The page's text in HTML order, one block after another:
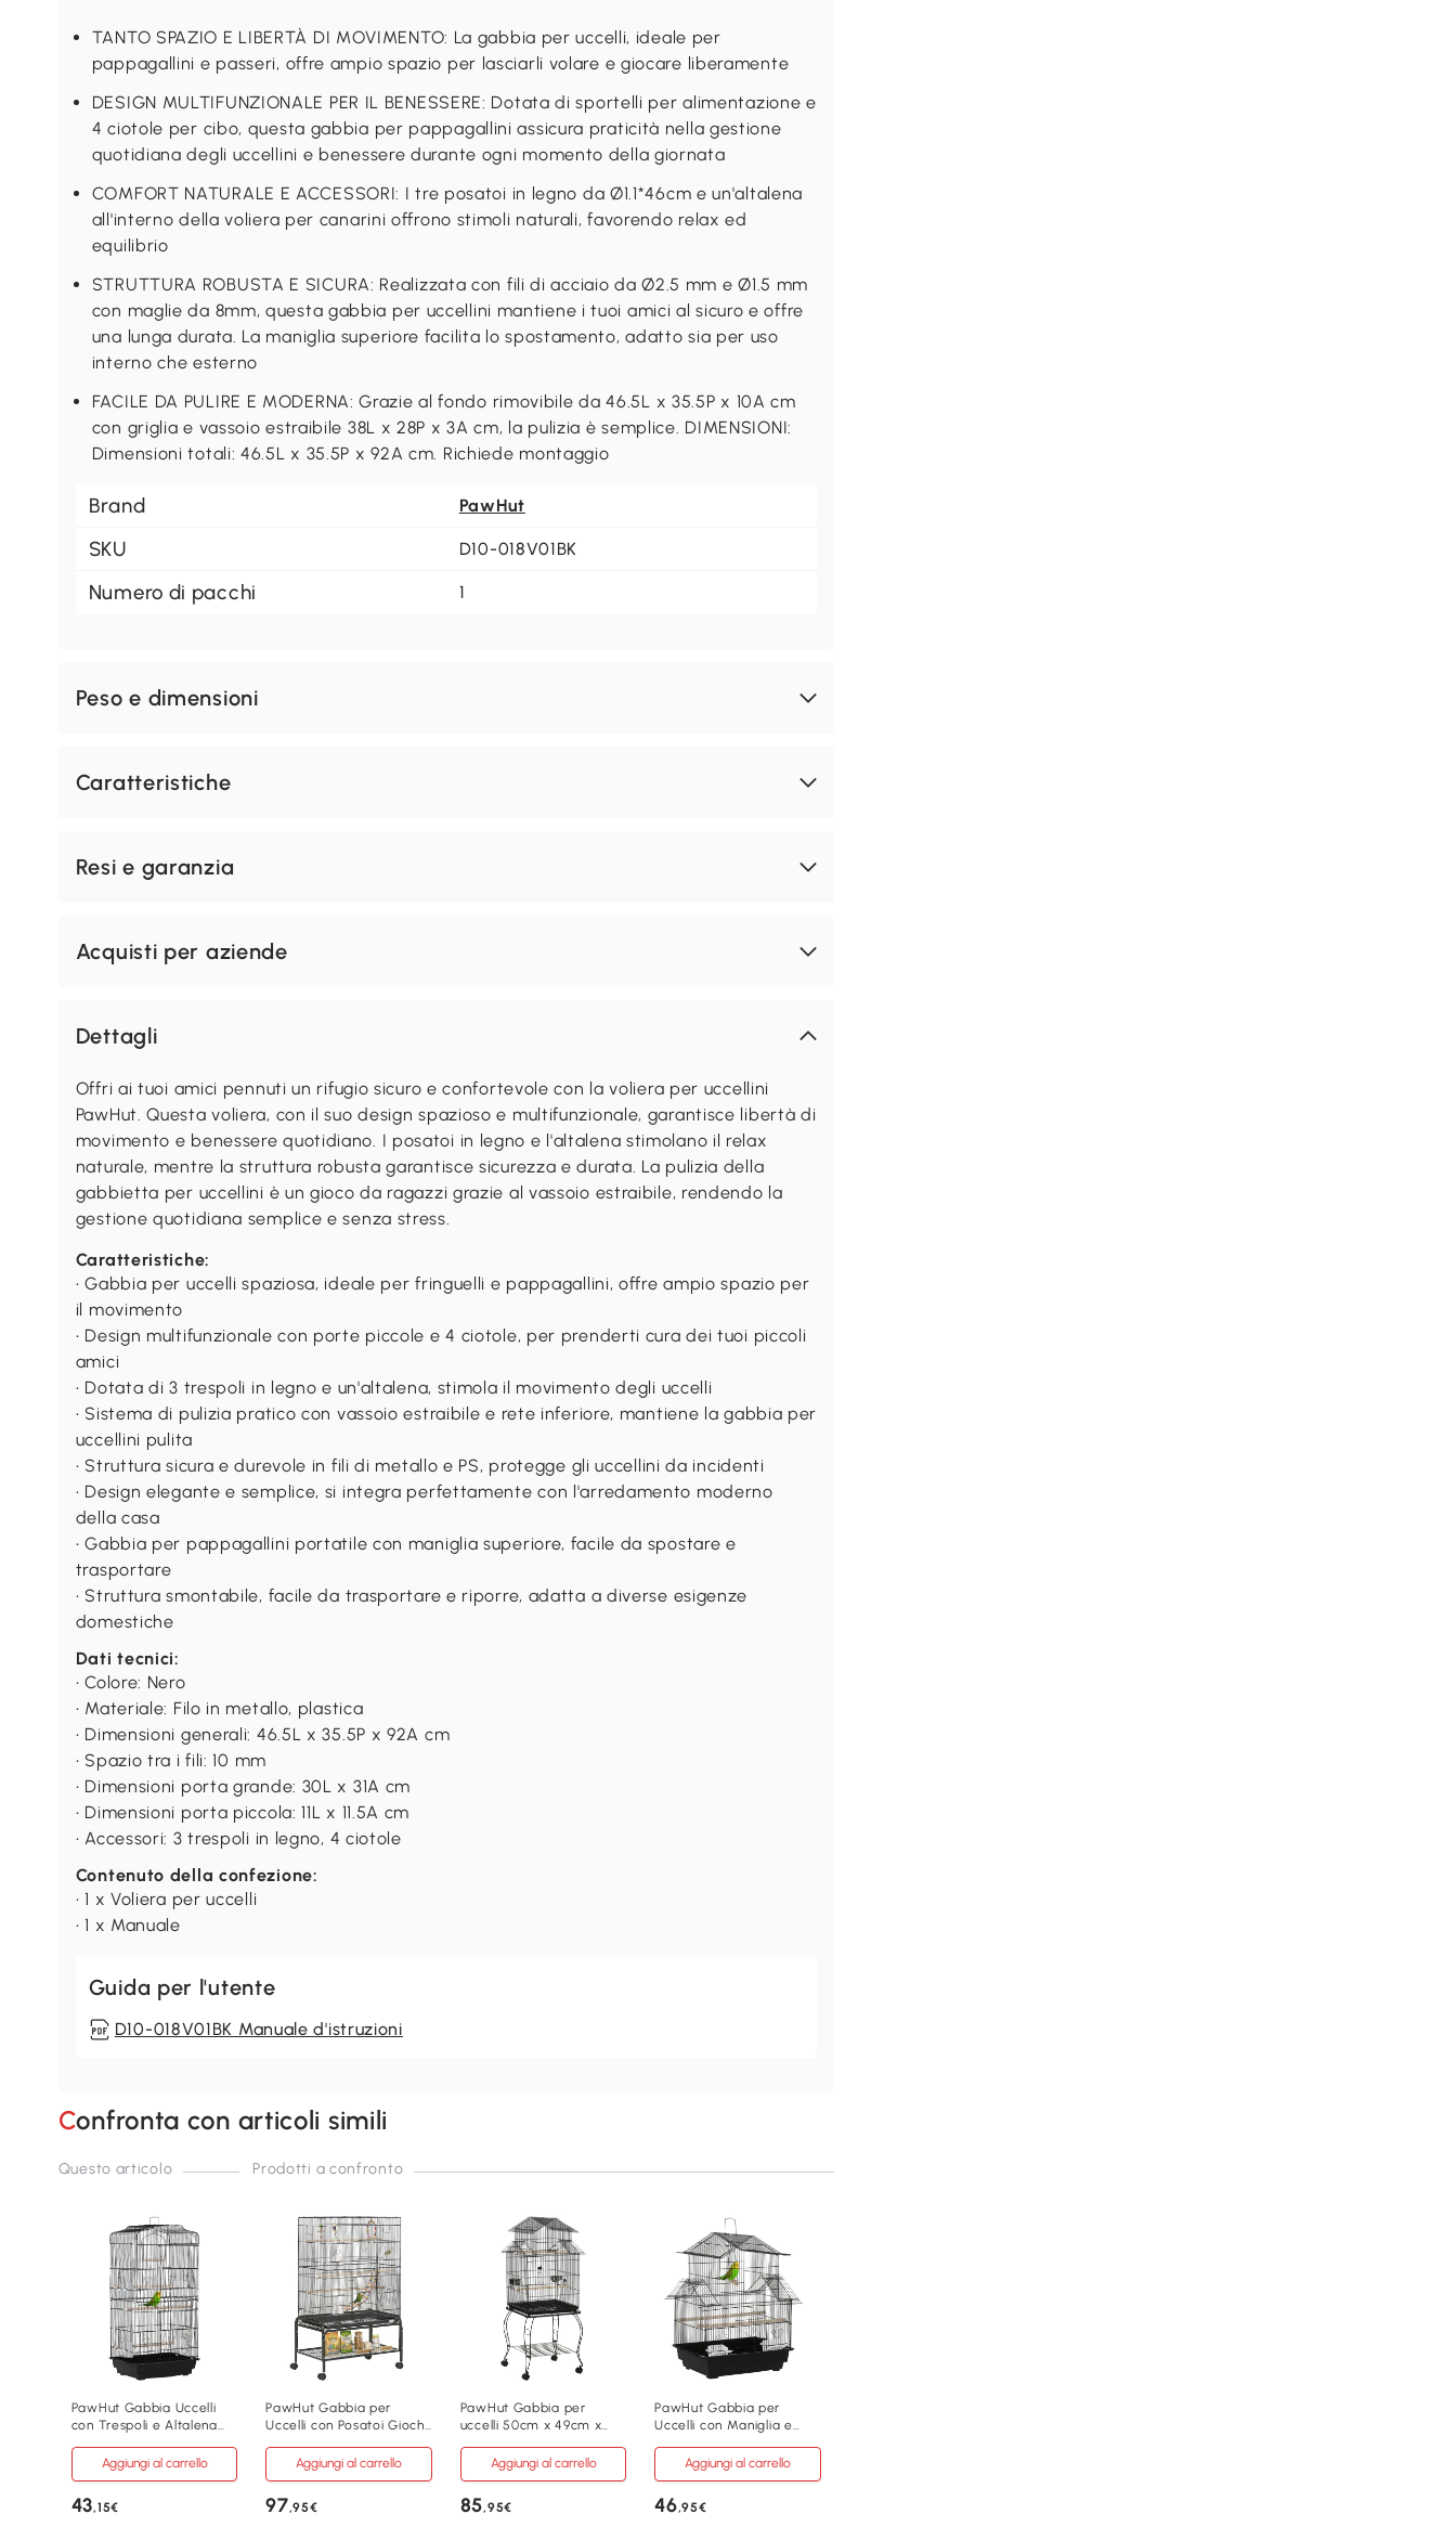
TANTO SPAZIO E LIBERTÀ DI MOVIMENTO: La gabbia per uccelli, ideale per
pappagallini e passeri, offre ampio spazio per lasciarli volare e giocare liberamente
DESIGN MULTIFUNZIONALE PER IL BENESSERE: Dotata di sportelli per alimentazione e
4 ciotole per cibo, questa gabbia per pappagallini assicura praticità nella gestione
quotidiana degli uccellini e benessere durante ogni momento della giornata
COMFORT NATURALE E ACCESSORI: I tre posatoi in legno da Ø1.1*46cm e un'altalena
all'interno della voliera per canarini offrono stimoli naturali, favorendo relax ed
equilibrio
STRUTTURA ROBUSTA E SICURA: Realizzata con fili di acciaio da Ø2.5 mm e Ø1.5 mm
con maglie da 8mm, questa gabbia per uccellini mantiene i tuoi amici al sicuro e offre
una lunga durata. La maniglia superiore facilita lo spostamento, adatto sia per uso
interno che esterno
FACILE DA PULIRE E MODERNA: Grazie al fondo rimovibile da 46.5L x 35.5P x 10A cm
con griglia e vassoio estraibile 38L x 28P x 3A cm, la pulizia è semplice. DIMENSIONI:
Dimensioni totali: 46.5L x 35.5P x 92A cm. Richiede montaggio
Brand PawHut
SKU D10-018V01BK
Numero di pacchi 1
Peso e dimensioni
Caratteristiche
Resi e garanzia
Acquisti per aziende
Dettagli
Offri ai tuoi amici pennuti un rifugio sicuro e confortevole con la voliera per uccellini
PawHut. Questa voliera, con il suo design spazioso e multifunzionale, garantisce libertà di
movimento e benessere quotidiano. I posatoi in legno e l'altalena stimolano il relax
naturale, mentre la struttura robusta garantisce sicurezza e durata. La pulizia della
gabbietta per uccellini è un gioco da ragazzi grazie al vassoio estraibile, rendendo la
gestione quotidiana semplice e senza stress.
Caratteristiche:
• Gabbia per uccelli spaziosa, ideale per fringuelli e pappagallini, offre ampio spazio per
il movimento
• Design multifunzionale con porte piccole e 4 ciotole, per prenderti cura dei tuoi piccoli
amici
• Dotata di 3 trespoli in legno e un'altalena, stimola il movimento degli uccelli
• Sistema di pulizia pratico con vassoio estraibile e rete inferiore, mantiene la gabbia per
uccellini pulita
• Struttura sicura e durevole in fili di metallo e PS, protegge gli uccellini da incidenti
• Design elegante e semplice, si integra perfettamente con l'arredamento moderno
della casa
• Gabbia per pappagallini portatile con maniglia superiore, facile da spostare e
trasportare
• Struttura smontabile, facile da trasportare e riporre, adatta a diverse esigenze
domestiche
Dati tecnici:
• Colore: Nero
• Materiale: Filo in metallo, plastica
• Dimensioni generali: 46.5L x 35.5P x 92A cm
• Spazio tra i fili: 10 mm
• Dimensioni porta grande: 30L x 31A cm
• Dimensioni porta piccola: 11L x 11.5A cm
• Accessori: 3 trespoli in legno, 4 ciotole
Contenuto della confezione:
• 1 x Voliera per uccelli
• 1 x Manuale
Guida per l'utente
D10-018V01BK Manuale d'istruzioni
Confronta con articoli simili
Questo articolo
PawHut Gabbia Uccelli
con Trespoli e Altalena
Aggiungi al carrello
43,15€
Prodotti a confronto
PawHut Gabbia per
Uccelli con Posatoi Giochi
Aggiungi al carrello
97,95€
PawHut Gabbia per
uccelli 50cm x 49cm x
Aggiungi al carrello
85,95€
PawHut Gabbia per
Uccelli con Maniglia e
Aggiungi al carrello
46,95€